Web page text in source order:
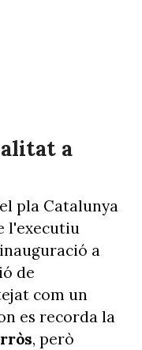
a
pla Catalunya
l'executiu
a
de
com un
es recorda la
, però